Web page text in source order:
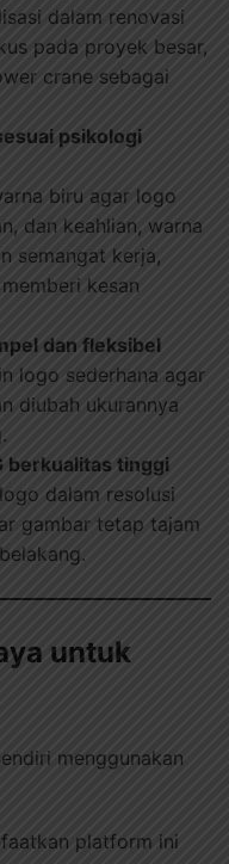
dalam renovasi
pada proyek besar,
crane sebagai
psikologi
biru agar logo
dan keahlian, warna
semangat kerja,
kesan
dan fleksibel
logo sederhana agar
diubah ukurannya
berkualitas tinggi
dalam resolusi
gambar tetap tajam
untuk
menggunakan
platform ini